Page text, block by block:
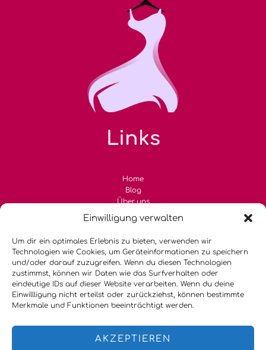
Einwilligung verwalten
Um dir ein optimales Erlebnis zu bieten, verwenden wir
Technologien wie Cookies, um Geräteinformationen zu speichern
und/oder darauf zuzugreifen. Wenn du diesen Technologien
zustimmst, können wir Daten wie das Surfverhalten oder
eindeutige IDs auf dieser Website verarbeiten. Wenn du deine
Einwillligung nicht erteilst oder zurückziehst, können bestimmte
Merkmale und Funktionen beeinträchtigt werden.
AKZEPTIEREN
Links
Home
Blog
Über uns
Kategorien
Fashion & Lifestyle
Modetrends
Inspiration & Stylingtipps
Nachhaltige Kleidung